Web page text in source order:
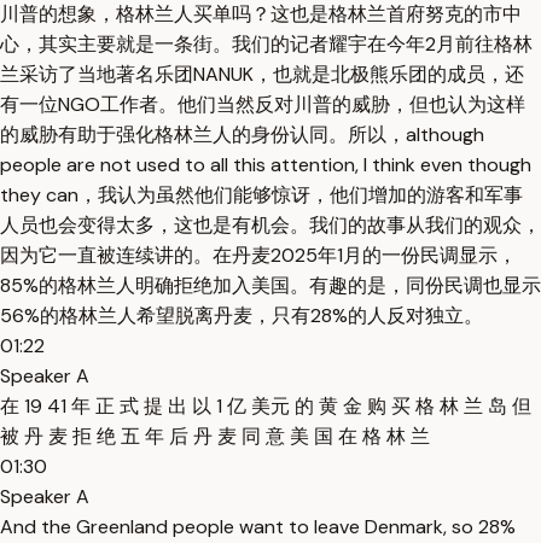
川普的想象，格林兰人买单吗？这也是格林兰首府努克的市中
心，其实主要就是一条街。我们的记者耀宇在今年2月前往格林
兰采访了当地著名乐团NANUK，也就是北极熊乐团的成员，还
有一位NGO工作者。他们当然反对川普的威胁，但也认为这样
的威胁有助于强化格林兰人的身份认同。所以，although
people are not used to all this attention, I think even though
they can，我认为虽然他们能够惊讶，他们增加的游客和军事
人员也会变得太多，这也是有机会。我们的故事从我们的观众，
因为它一直被连续讲的。在丹麦2025年1月的一份民调显示，
85%的格林兰人明确拒绝加入美国。有趣的是，同份民调也显示
56%的格林兰人希望脱离丹麦，只有28%的人反对独立。
01:22
Speaker A
在 19 41 年 正 式 提 出 以 1 亿 美元 的 黄 金 购 买 格 林 兰 岛 但
被 丹 麦 拒 绝 五 年 后 丹 麦 同 意 美 国 在 格 林 兰
01:30
Speaker A
And the Greenland people want to leave Denmark, so 28%